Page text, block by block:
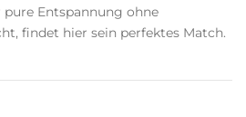
Entspannung ohne
findet hier sein perfektes Match.